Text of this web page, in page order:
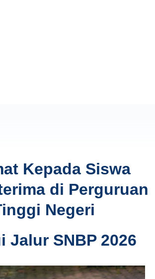
Kepada Siswa
di Perguruan
Negeri
Jalur SNBP 2026